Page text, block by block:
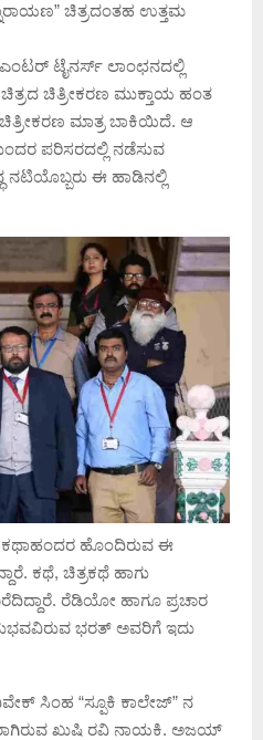
ಚಿತ್ರದಂತಹ ಉತ್ತಮ
ಟೈನರ್ಸ್ ಲಾಂಛನದಲ್ಲಿ
ಚಿತ್ರದ ಚಿತ್ರೀಕರಣ ಮುಕ್ತಾಯ ಹಂತ
ಮಾತ್ರ ಬಾಕಿಯಿದೆ. ಆ
ಪರಿಸರದಲ್ಲಿ ನಡೆಸುವ
ಈ ಹಾಡಿನಲ್ಲಿ
ಕಥಾಹಂದರ ಹೊಂದಿರುವ ಈ
ಕಥೆ, ಚಿತ್ರಕಥೆ ಹಾಗು
ರೆಡಿಯೋ ಹಾಗೂ ಪ್ರಚಾರ
ಭರತ್ ಅವರಿಗೆ ಇದು
ಸಿಂಹ “ಸ್ಪೂಕಿ ಕಾಲೇಜ್” ನ
ಖುಷಿ ರವಿ ನಾಯಕಿ. ಅಜಯ್